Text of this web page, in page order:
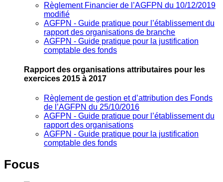
Règlement Financier de l’AGFPN du 10/12/2019
modifié
AGFPN ‐ Guide pratique pour l’établissement du
rapport des organisations de branche
AGFPN ‐ Guide pratique pour la justification
comptable des fonds
Rapport des organisations attributaires pour les
exercices 2015 à 2017
Règlement de gestion et d’attribution des Fonds
de l’AGFPN du 25/10/2016
AGFPN ‐ Guide pratique pour l’établissement du
rapport des organisations
AGFPN ‐ Guide pratique pour la justification
comptable des fonds
Focus